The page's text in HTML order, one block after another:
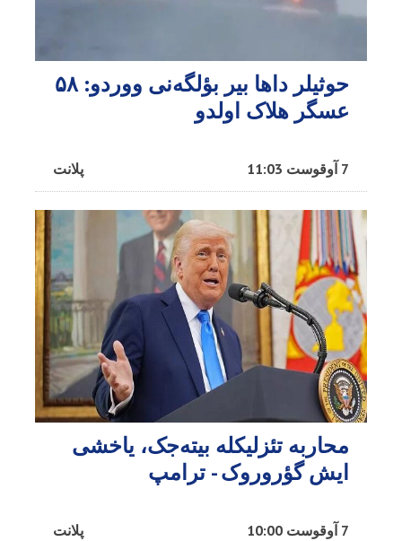
حوثیلر داها بیر بؤلگه‌نی ووردو: ۵۸
عسگر هلاک اولدو
پلانت 7 آوقوست 11:03
محاربه تئزلیکله بیته‌جک، یاخشی
ایش گؤروروک - ترامپ
پلانت 7 آوقوست 10:00